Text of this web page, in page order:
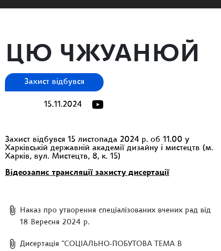
ЦЮ ЧЖУАНЮЙ
Захист відбувся
15.11.2024
Захист відбувся 15 листопада 2024 р. об 11.00 у
Харківській державній академії дизайну і мистецтв (м.
Харків, вул. Мистецтв, 8, к. 15)
Відеозапис трансляції захисту дисертації
Наказ про утворення спеціалізованих вчених рад від
18 Вересня 2024 р.
Дисертація "СОЦІAЛЬНО-ПОБУТОВА ТЕМА В